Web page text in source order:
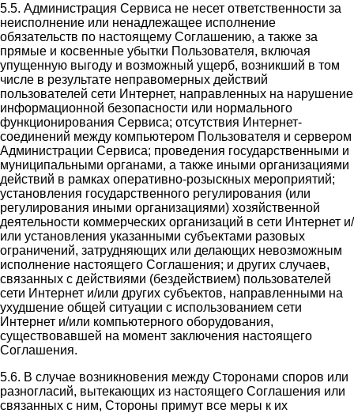
5.5. Администрация Сервиса не несет ответственности за
неисполнение или ненадлежащее исполнение
обязательств по настоящему Соглашению, а также за
прямые и косвенные убытки Пользователя, включая
упущенную выгоду и возможный ущерб, возникший в том
числе в результате неправомерных действий
пользователей сети Интернет, направленных на нарушение
информационной безопасности или нормального
функционирования Сервиса; отсутствия Интернет-
соединений между компьютером Пользователя и сервером
Администрации Сервиса; проведения государственными и
муниципальными органами, а также иными организациями
действий в рамках оперативно-розыскных мероприятий;
установления государственного регулирования (или
регулирования иными организациями) хозяйственной
деятельности коммерческих организаций в сети Интернет и/
или установления указанными субъектами разовых
ограничений, затрудняющих или делающих невозможным
исполнение настоящего Соглашения; и других случаев,
связанных с действиями (бездействием) пользователей
сети Интернет и/или других субъектов, направленными на
ухудшение общей ситуации с использованием сети
Интернет и/или компьютерного оборудования,
существовавшей на момент заключения настоящего
Соглашения.
5.6. В случае возникновения между Сторонами споров или
разногласий, вытекающих из настоящего Соглашения или
связанных с ним, Стороны примут все меры к их